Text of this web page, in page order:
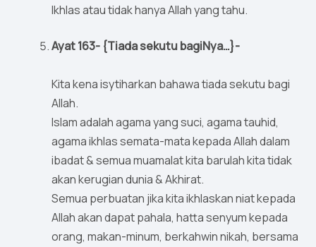
Ikhlas atau tidak hanya Allah yang tahu.
Ayat 163- {Tiada sekutu bagiNya…}-
Kita kena isytiharkan bahawa tiada sekutu bagi
Allah.
Islam adalah agama yang suci, agama tauhid,
agama ikhlas semata-mata kepada Allah dalam
ibadat & semua muamalat kita barulah kita tidak
akan kerugian dunia & Akhirat.
Semua perbuatan jika kita ikhlaskan niat kepada
Allah akan dapat pahala, hatta senyum kepada
orang, makan-minum, berkahwin nikah, bersama